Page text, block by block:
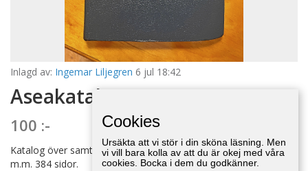
Inlagd av: Ingemar Liljegren 6 jul 18:42
Aseakatalog
100 :-
Katalog över samtliga Aseas industriprodukter 1952. Även el-lok
m.m. 384 sidor.
Cookies
Ursäkta att vi stör i din sköna läsning. Men
vi vill bara kolla av att du är okej med våra
cookies. Bocka i dem du godkänner.